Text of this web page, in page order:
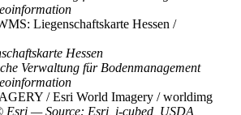
Liegenschaftskarte Hessen /
Hessen
Verwaltung für Bodenmanagement
/ Esri World Imagery / worldimg
Esri — Source: Esri, i-cubed, USDA,